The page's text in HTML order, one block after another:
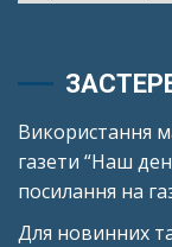
Використання
газети “Наш
посилання на
Для новинних